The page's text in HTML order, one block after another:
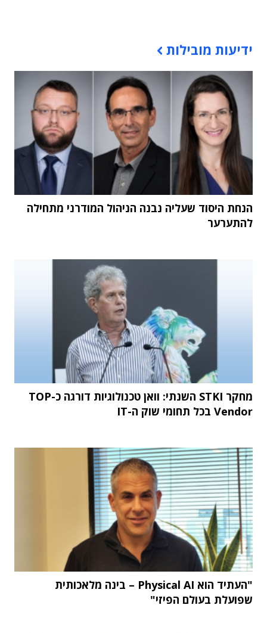
ידיעות מובילות
הנחת היסוד שעליה נבנה הניהול המודרני מתחילה
להתערער
מחקר STKI השנתי: וואן טכנולוגיות דורגה כ-TOP
Vendor בכל תחומי שוק ה-IT
"העתיד הוא Physical AI – בינה מלאכותית
שפועלת בעולם הפיזי"